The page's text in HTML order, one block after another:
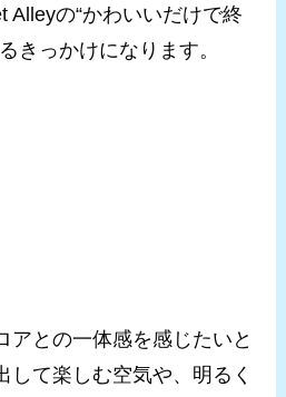
Alleyの“かわいいだけで終
きっかけになります。
アとの一体感を感じたいと
して楽しむ空気や、明るく